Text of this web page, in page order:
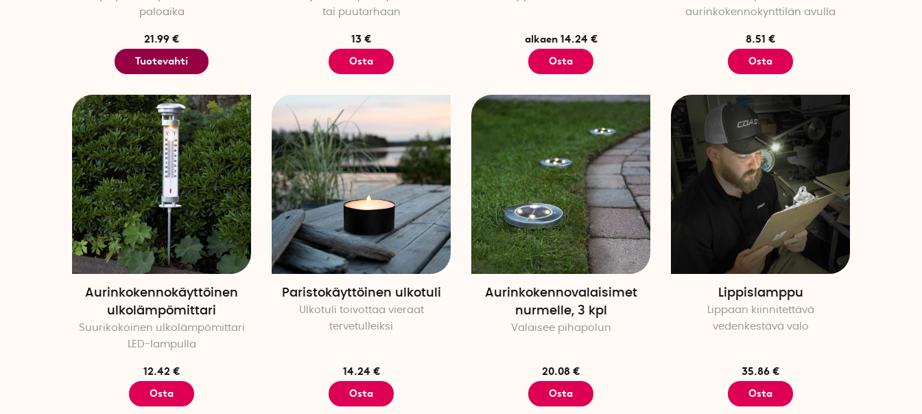
paloaika
21.99 €
Tuotevahti
tai puutarhaan
13 €
Osta
alkaen 14.24 €
Osta
aurinkokennokynttilän avulla
8.51 €
Osta
Aurinkokennokäyttöinen
ulkolämpömittari
Suurikokoinen ulkolämpömittari
LED-lampulla
12.42 €
Osta
Paristokäyttöinen ulkotuli
Ulkotuli toivottaa vieraat
tervetulleiksi
14.24 €
Osta
Aurinkokennovalaisimet
nurmelle, 3 kpl
Valaisee pihapolun
20.08 €
Osta
Lippislamppu
Lippaan kiinnitettävä
vedenkestävä valo
35.86 €
Osta